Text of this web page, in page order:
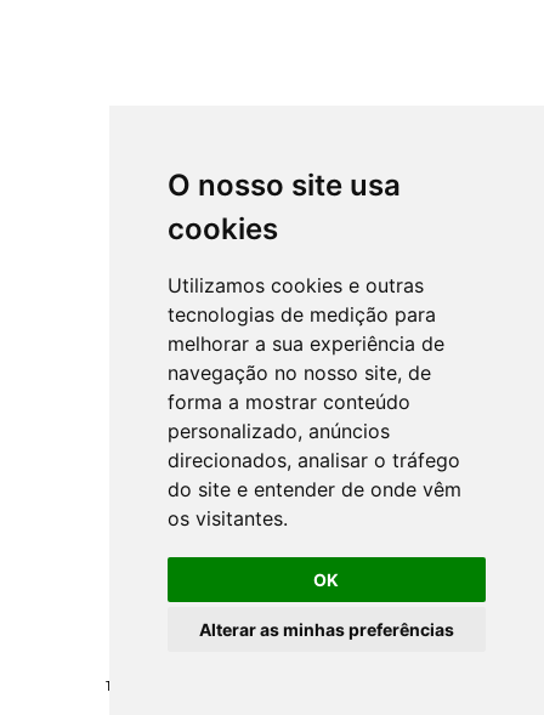
O nosso site usa
cookies
Utilizamos cookies e outras
tecnologias de medição para
melhorar a sua experiência de
navegação no nosso site, de
forma a mostrar conteúdo
personalizado, anúncios
direcionados, analisar o tráfego
do site e entender de onde vêm
os visitantes.
OK
Alterar as minhas preferências
Todos los derechos reservados ©